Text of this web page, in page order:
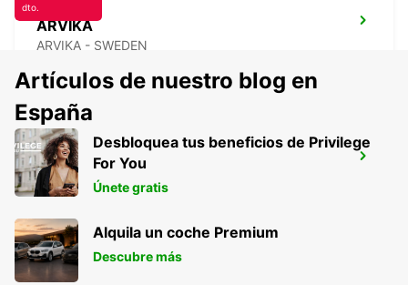
ARVIKA
ARVIKA - SWEDEN
ENTREGA DE HERRAMIENTAS SECO
FAGERSTA - SWEDEN
dto.
Artículos de nuestro blog en
España
Desbloquea tus beneficios de Privilege
For You
Únete gratis
Alquila un coche Premium
Descubre más